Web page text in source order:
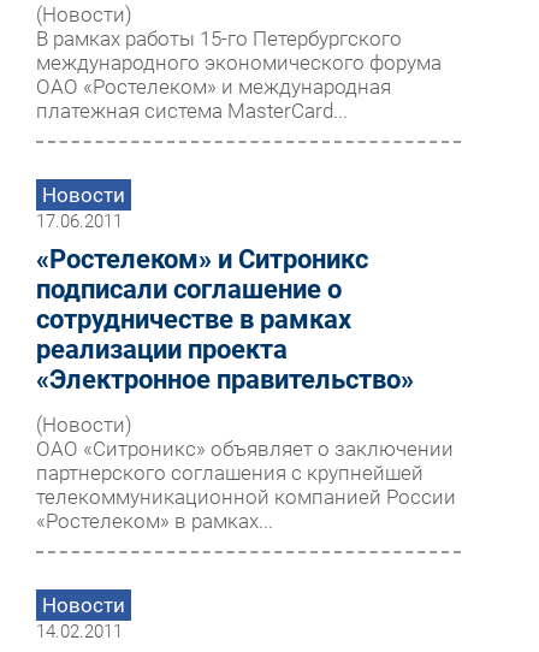
(Новости)
В рамках работы 15-го Петербургского
международного экономического форума
ОАО «Ростелеком» и международная
платежная система MasterCard...
Новости
17.06.2011
«Ростелеком» и Ситроникс
подписали соглашение о
сотрудничестве в рамках
реализации проекта
«Электронное правительство»
(Новости)
ОАО «Ситроникс» объявляет о заключении
партнерского соглашения с крупнейшей
телекоммуникационной компанией России
«Ростелеком» в рамках...
Новости
14.02.2011